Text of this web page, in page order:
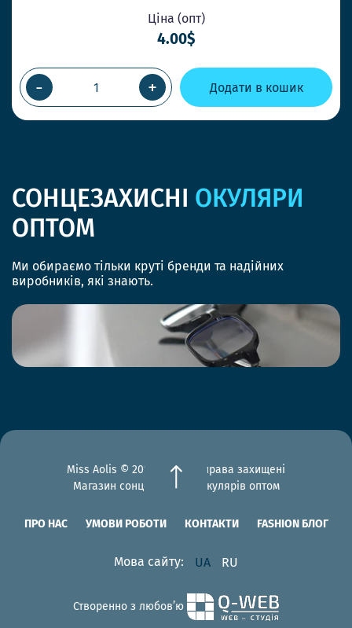
Ціна (опт)
4.00$
- + Додати в кошик
СОНЦЕЗАХИСНІ ОКУЛЯРИ
ОПТОМ
Ми обираємо тільки круті бренди та надійних
виробників, які знають.
Miss Aolis © 2012-2026 Всі права захищені
Магазин сонцезахисних окулярів оптом
ПРО НАС УМОВИ РОБОТИ КОНТАКТИ FASHION БЛОГ
Мова сайту: UA RU
Створенно з любов’ю